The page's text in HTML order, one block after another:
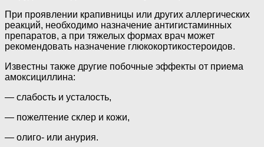
При проявлении крапивницы или других аллергических
реакций, необходимо назначение антигистаминных
препаратов, а при тяжелых формах врач может
рекомендовать назначение глюкокортикостероидов.
Известны также другие побочные эффекты от приема
амоксициллина:
— слабость и усталость,
— пожелтение склер и кожи,
— олиго- или анурия.